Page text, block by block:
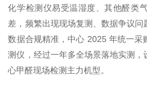
化学检测仪易受温湿度、其他醛类
差，频繁出现现场复测、数据争议
数据合规精准，中心 2025 年统一采
测仪 ，经过一年多全场景落地实测
心甲醛现场检测主力机型。